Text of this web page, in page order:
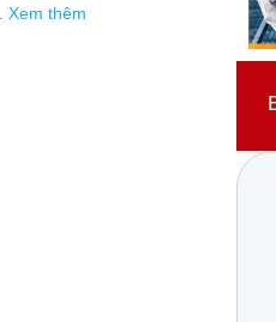
Xem thêm